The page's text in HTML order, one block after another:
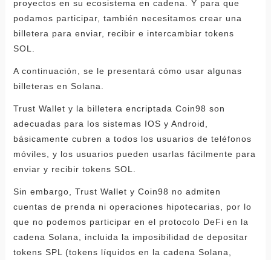
proyectos en su ecosistema en cadena. Y para que
podamos participar, también necesitamos crear una
billetera para enviar, recibir e intercambiar tokens
SOL.
A continuación, se le presentará cómo usar algunas
billeteras en Solana.
Trust Wallet y la billetera encriptada Coin98 son
adecuadas para los sistemas IOS y Android,
básicamente cubren a todos los usuarios de teléfonos
móviles, y los usuarios pueden usarlas fácilmente para
enviar y recibir tokens SOL.
Sin embargo, Trust Wallet y Coin98 no admiten
cuentas de prenda ni operaciones hipotecarias, por lo
que no podemos participar en el protocolo DeFi en la
cadena Solana, incluida la imposibilidad de depositar
tokens SPL (tokens líquidos en la cadena Solana,